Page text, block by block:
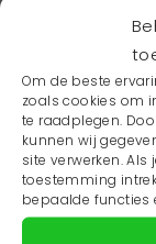
Om de beste
zoals cookies om
te raadplegen.
kunnen wij
site verwerken.
toestemming
bepaalde functies
Wil je